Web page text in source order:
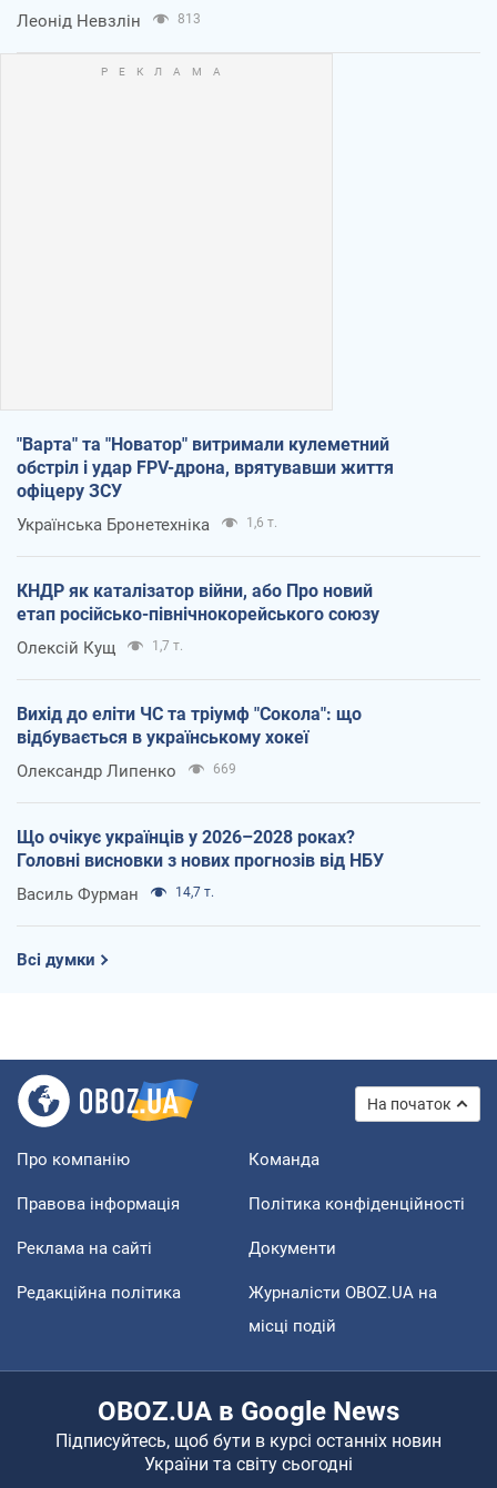
Леонід Невзлін 813
"Варта" та "Новатор" витримали кулеметний
обстріл і удар FPV-дрона, врятувавши життя
офіцеру ЗСУ
Українська Бронетехніка 1,6 т.
КНДР як каталізатор війни, або Про новий
етап російсько-північнокорейського союзу
Олексій Кущ 1,7 т.
Вихід до еліти ЧС та тріумф "Сокола": що
відбувається в українському хокеї
Олександр Липенко 669
Що очікує українців у 2026–2028 роках?
Головні висновки з нових прогнозів від НБУ
Василь Фурман 14,7 т.
Всі думки
На початок
Про компанію Команда
Правова інформація Політика конфіденційності
Реклама на сайті Документи
Редакційна політика
Журналісти OBOZ.UA на
місці подій
OBOZ.UA в Google News
Підписуйтесь, щоб бути в курсі останніх новин
України та світу сьогодні